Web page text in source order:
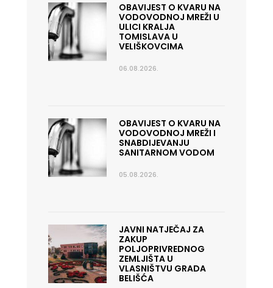
OBAVIJEST O KVARU NA
VODOVODNOJ MREŽI U
ULICI KRALJA
TOMISLAVA U
VELIŠKOVCIMA
06.08.2026.
OBAVIJEST O KVARU NA
VODOVODNOJ MREŽI I
SNABDIJEVANJU
SANITARNOM VODOM
05.08.2026.
JAVNI NATJEČAJ ZA
ZAKUP
POLJOPRIVREDNOG
ZEMLJIŠTA U
VLASNIŠTVU GRADA
BELIŠĆA